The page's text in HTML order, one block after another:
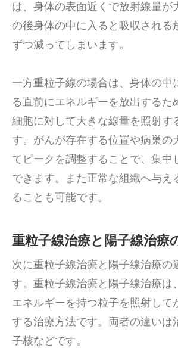
は、身体の表面近くで放射線量が
の後身体の中に入ると吸収される
ずつ減ってしまいます。
一方重粒子線の場合は、身体の中
る直前にエネルギーを放出するた
細胞に対して大きな線量を照射す
す。がんが存在する位置や病巣の
てピークを調整することで、集中
できます。また正常な組織へ与え
ることも可能です。
重粒子線治療と陽子線治療
次に重粒子線治療と陽子線治療の
す。重粒子線治療と陽子線治療は
エネルギーを持つ粒子を照射して
する治療方法です。両者の違いは
子核などです。